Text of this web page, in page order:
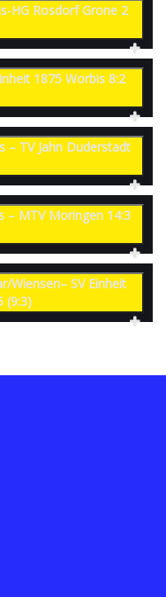
HG Rosdorf Grone 2
1875 Worbis 8:2
– TV Jahn Duderstadt
Moringen 14:3
Wiensen– SV Einheit
1875 Worbis 15:5 (9:3)